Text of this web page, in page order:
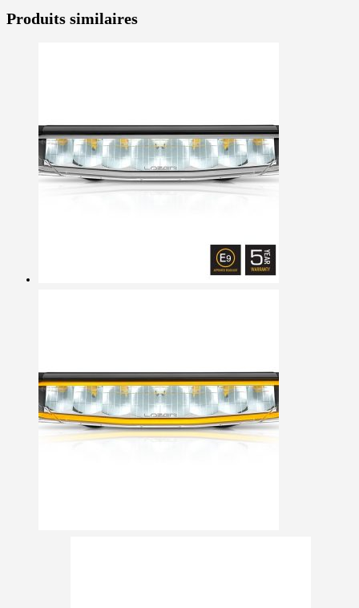
Produits similaires